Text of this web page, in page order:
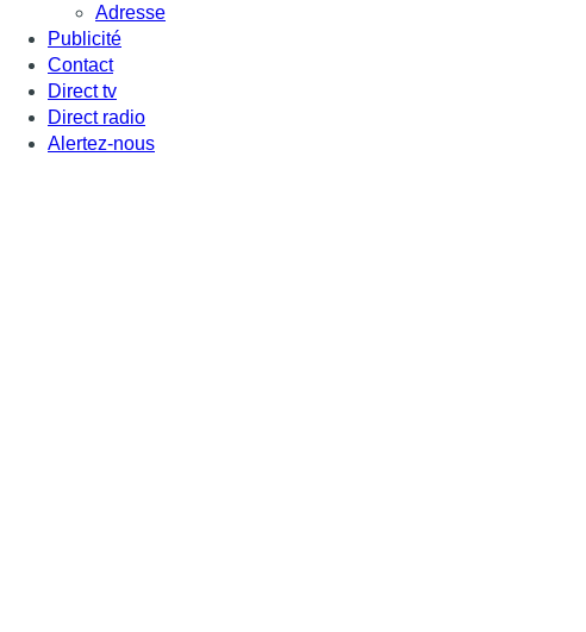
Adresse
Publicité
Contact
Direct tv
Direct radio
Alertez-nous